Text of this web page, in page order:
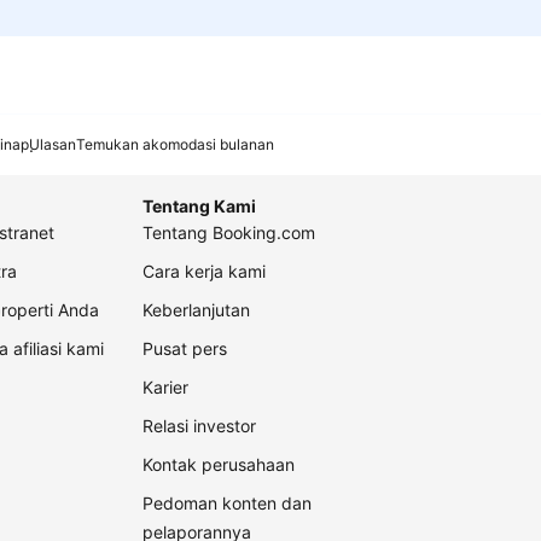
UlasanTemukan akomodasi bulanan
Anda
afiliasi kami
Tentang Kami
Tentang Booking.com
Cara kerja kami
Keberlanjutan
Pusat pers
Karier
Relasi investor
Kontak perusahaan
Pedoman konten dan
pelaporannya